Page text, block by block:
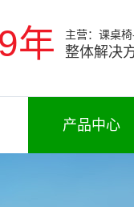
年 主营：课桌
整体解决
产品中心